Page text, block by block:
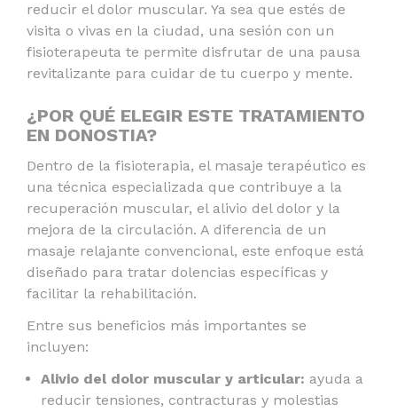
reducir el dolor muscular. Ya sea que estés de
visita o vivas en la ciudad, una sesión con un
fisioterapeuta te permite disfrutar de una pausa
revitalizante para cuidar de tu cuerpo y mente.
¿POR QUÉ ELEGIR ESTE TRATAMIENTO
EN DONOSTIA?
Dentro de la fisioterapia, el masaje terapéutico es
una técnica especializada que contribuye a la
recuperación muscular, el alivio del dolor y la
mejora de la circulación. A diferencia de un
masaje relajante convencional, este enfoque está
diseñado para tratar dolencias específicas y
facilitar la rehabilitación.
Entre sus beneficios más importantes se
incluyen:
Alivio del dolor muscular y articular: ayuda a
reducir tensiones, contracturas y molestias